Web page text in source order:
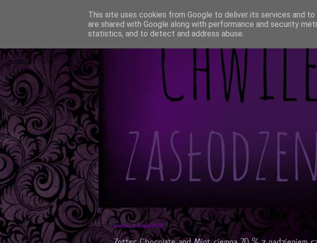
piątek, 1 maja 2020
This site uses cookies from Google to deliver its services and
are shared with Google along with performance and security
statistics, and to detect and address abuse.